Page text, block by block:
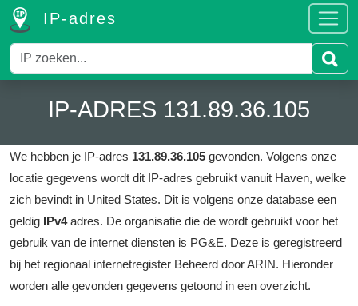
IP-adres
IP-ADRES 131.89.36.105
We hebben je IP-adres 131.89.36.105 gevonden. Volgens onze
locatie gegevens wordt dit IP-adres gebruikt vanuit Haven, welke
zich bevindt in United States. Dit is volgens onze database een
geldig IPv4adres. De organisatie die de wordt gebruikt voor het
gebruik van de internet diensten is PG&E. Deze is geregistreerd
bij het regionaal internetregister Beheerd door ARIN. Hieronder
worden alle gevonden gegevens getoond in een overzicht.